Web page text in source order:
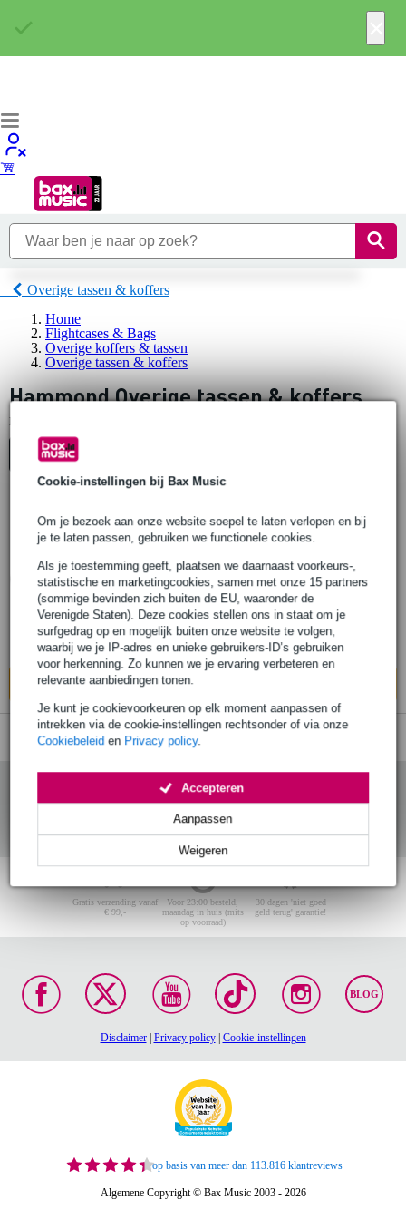
Cookie-instellingen bij Bax Music
Om je bezoek aan onze website soepel te laten verlopen en bij
je te laten passen, gebruiken we functionele cookies.
Als je toestemming geeft, plaatsen we daarnaast voorkeurs-,
statistische en marketingcookies, samen met onze 15 partners
(sommige bevinden zich buiten de EU, waaronder de
Verenigde Staten). Deze cookies stellen ons in staat om je
surfgedrag op en mogelijk buiten onze website te volgen,
waarbij we je IP-adres en unieke gebruikers-ID’s gebruiken
voor herkenning. Zo kunnen we je ervaring verbeteren en
relevante aanbiedingen tonen.
Je kunt je cookievoorkeuren op elk moment aanpassen of
intrekken via de cookie-instellingen rechtsonder of via onze
Cookiebeleid en Privacy policy.
Weigeren
Aanpassen
Accepteren
Overige tassen & koffers
Home
Flightcases & Bags
Overige koffers & tassen
Overige tassen & koffers
Hammond Overige tassen & koffers
Er is
Top-10
Hammond Softbag STXLK-5W voor
keyboard statief STXLK-5W
Adviesprijs € 185,- € 159,-
Bestel nu en ontvang binnen circa 6
werkdagen
In mijn winkelwagen
Gratis verzending vanaf
€ 99,-
Voor 23:00 besteld,
maandag in huis (mits
op voorraad)
30 dagen 'niet goed
geld terug' garantie!
BLOG
Disclaimer| Privacy policy| Cookie-instellingen
op basis van meer dan 113.816 klantreviews
Algemene Copyright © Bax Music 2003 - 2026